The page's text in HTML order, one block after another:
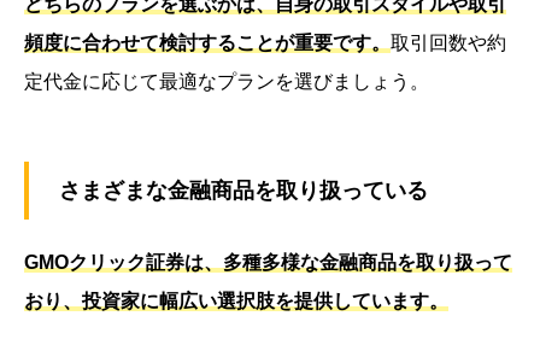
どちらのプランを選ぶかは、自身の取引スタイルや取引
頻度に合わせて検討することが重要です。 取引回数や約
定代金に応じて最適なプランを選びましょう。
さまざまな金融商品を取り扱っている
GMOクリック証券は、多種多様な金融商品を取り扱って
おり、投資家に幅広い選択肢を提供しています。